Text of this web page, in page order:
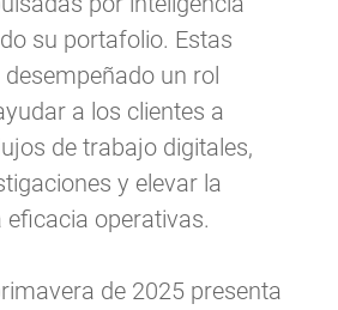
su portafolio. Estas
un rol
a los clientes a
de trabajo digitales,
y elevar la
operativas.
de 2025 presenta